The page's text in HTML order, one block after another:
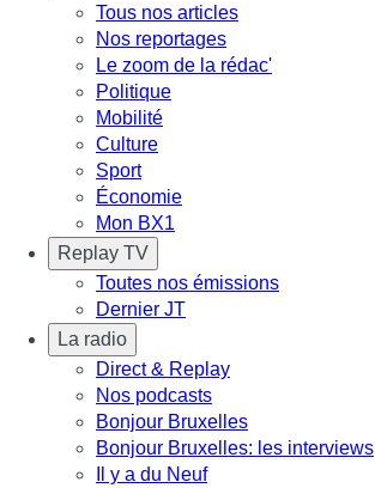
Tous nos articles
Nos reportages
Le zoom de la rédac'
Politique
Mobilité
Culture
Sport
Économie
Mon BX1
Replay TV
Toutes nos émissions
Dernier JT
La radio
Direct & Replay
Nos podcasts
Bonjour Bruxelles
Bonjour Bruxelles: les interviews
Il y a du Neuf